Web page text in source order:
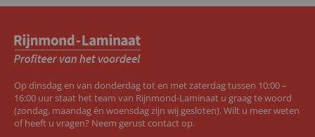
Op dinsdag en van donderdag tot en met zaterdag tussen 10:00 –
16:00 uur staat het team van Rijnmond-Laminaat u graag te woord
(zondag, maandag én woensdag zijn wij gesloten). Wilt u meer weten
of heeft u vragen? Neem gerust contact op.